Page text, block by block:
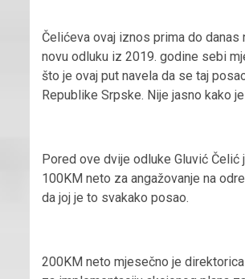
Čelićeva ovaj iznos prima do
novu odluku iz 2019. godine sebi
što je ovaj put navela da se taj
Republike Srpske. Nije jasno kako
Pored ove dvije odluke Gluvić
100KM neto za angažovanje na
da joj je to svakako posao.
200KM neto mjesečno je